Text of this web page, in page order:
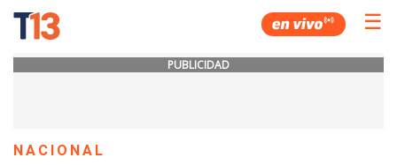
☰
PUBLICIDAD
NACIONAL